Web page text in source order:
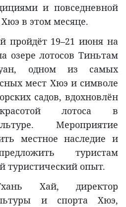
и повседневной
в этом месяце.
пройдёт 19–21 июня на
озере лотосов Тиньтам
одном из самых
мест Хюэ и символе
садов, вдохновлён
лотоса в
Мероприятие
местное наследие и
туристам
туристический опыт.
Хай, директор
и спорта Хюэ,